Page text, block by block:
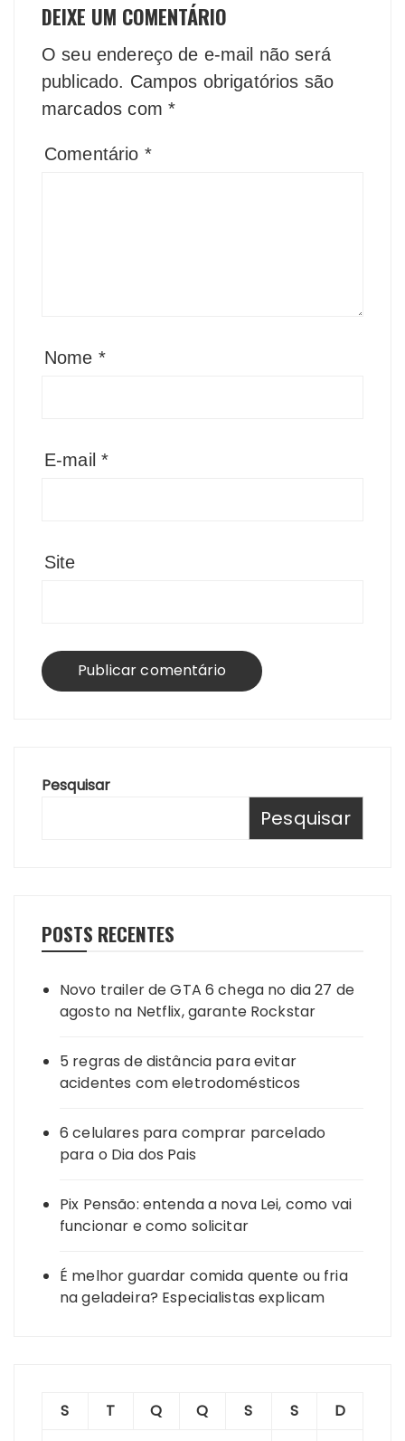
DEIXE UM COMENTÁRIO
O seu endereço de e-mail não será
publicado. Campos obrigatórios são
marcados com *
Comentário *
Nome *
E-mail*
Site
Pesquisar
Pesquisar
POSTS RECENTES
Novo trailer de GTA 6 chega no dia 27 de
agosto na Netflix, garante Rockstar
5 regras de distância para evitar
acidentes com eletrodomésticos
6 celulares para comprar parcelado
para o Dia dos Pais
Pix Pensão: entenda a nova Lei, como vai
funcionar e como solicitar
É melhor guardar comida quente ou fria
na geladeira? Especialistas explicam
S T Q Q S S
D